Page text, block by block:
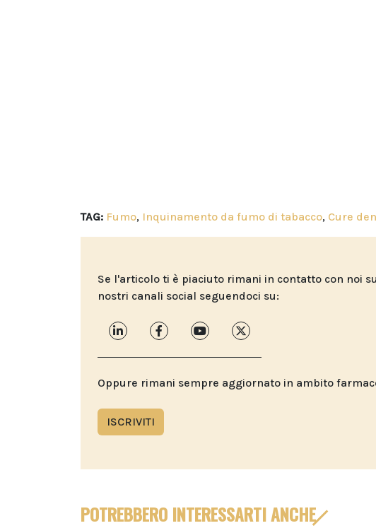
TAG: Fumo, Inquinamento da fumo di tabacco, Cure
Se l'articolo ti è piaciuto rimani in contatto con noi
nostri canali social seguendoci su:
Oppure rimani sempre aggiornato in ambito
ISCRIVITI
POTREBBERO INTERESSARTI ANCHE